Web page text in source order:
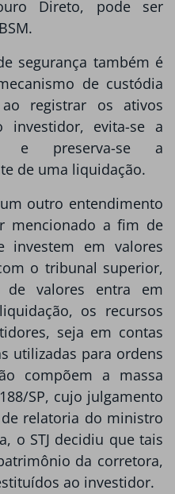
Direto, pode ser
segurança também é
de custódia
registrar os ativos
investidor, evita-se a
e preserva-se a
de uma liquidação.
outro entendimento
mencionado a fim de
investem em valores
o tribunal superior,
de valores entra em
os recursos
seja em contas
utilizadas para ordens
compõem a massa
SP, cujo julgamento
relatoria do ministro
o STJ decidiu que tais
da corretora,
ao investidor.